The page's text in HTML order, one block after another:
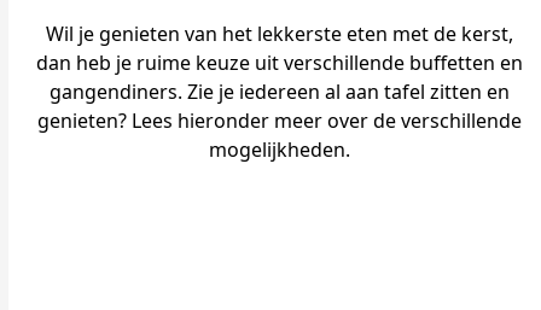
Wil je genieten van het lekkerste eten met de kerst,
dan heb je ruime keuze uit verschillende buffetten en
gangendiners. Zie je iedereen al aan tafel zitten en
genieten? Lees hieronder meer over de verschillende
mogelijkheden.